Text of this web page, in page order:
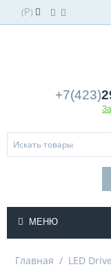
( Р)
+7(423)
МЕНЮ
Главная / LED